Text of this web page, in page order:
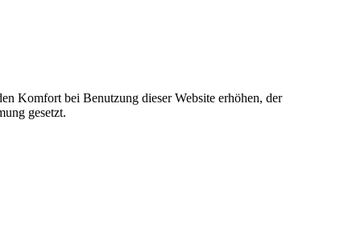
Komfort bei Benutzung dieser Website erhöhen, der
gesetzt.